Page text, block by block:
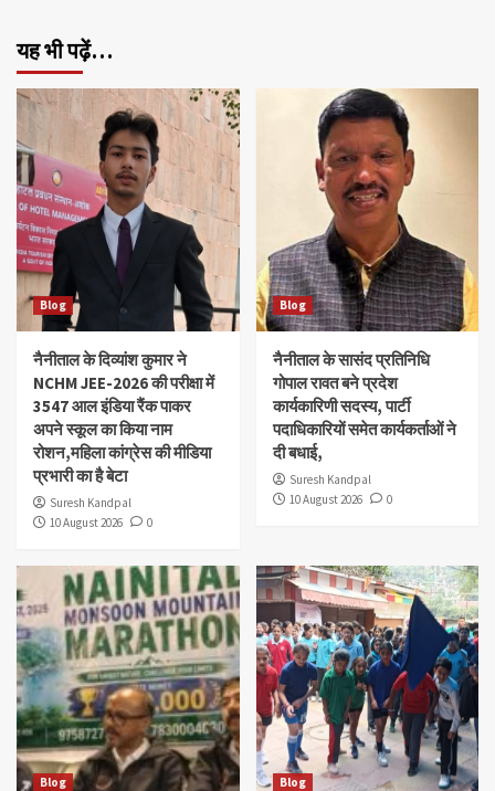
यह भी पढ़ें…
Blog
नैनीताल के दिव्यांश‌ कुमार ने
NCHM JEE-2026 की परीक्षा में
3547 आल इंडिया रैंक पाकर
अपने स्कूल का किया नाम
रोशन,महिला कांग्रेस की मीडिया
प्रभारी का है बेटा
Suresh Kandpal
10 August 2026
0
Blog
नैनीताल के सासंद प्रतिनिधि
गोपाल रावत बने प्रदेश
कार्यकारिणी सदस्य, पार्टी
पदाधिकारियों समेत कार्यकर्ताओं ने
दी बधाई,
Suresh Kandpal
10 August 2026
0
Blog Blog